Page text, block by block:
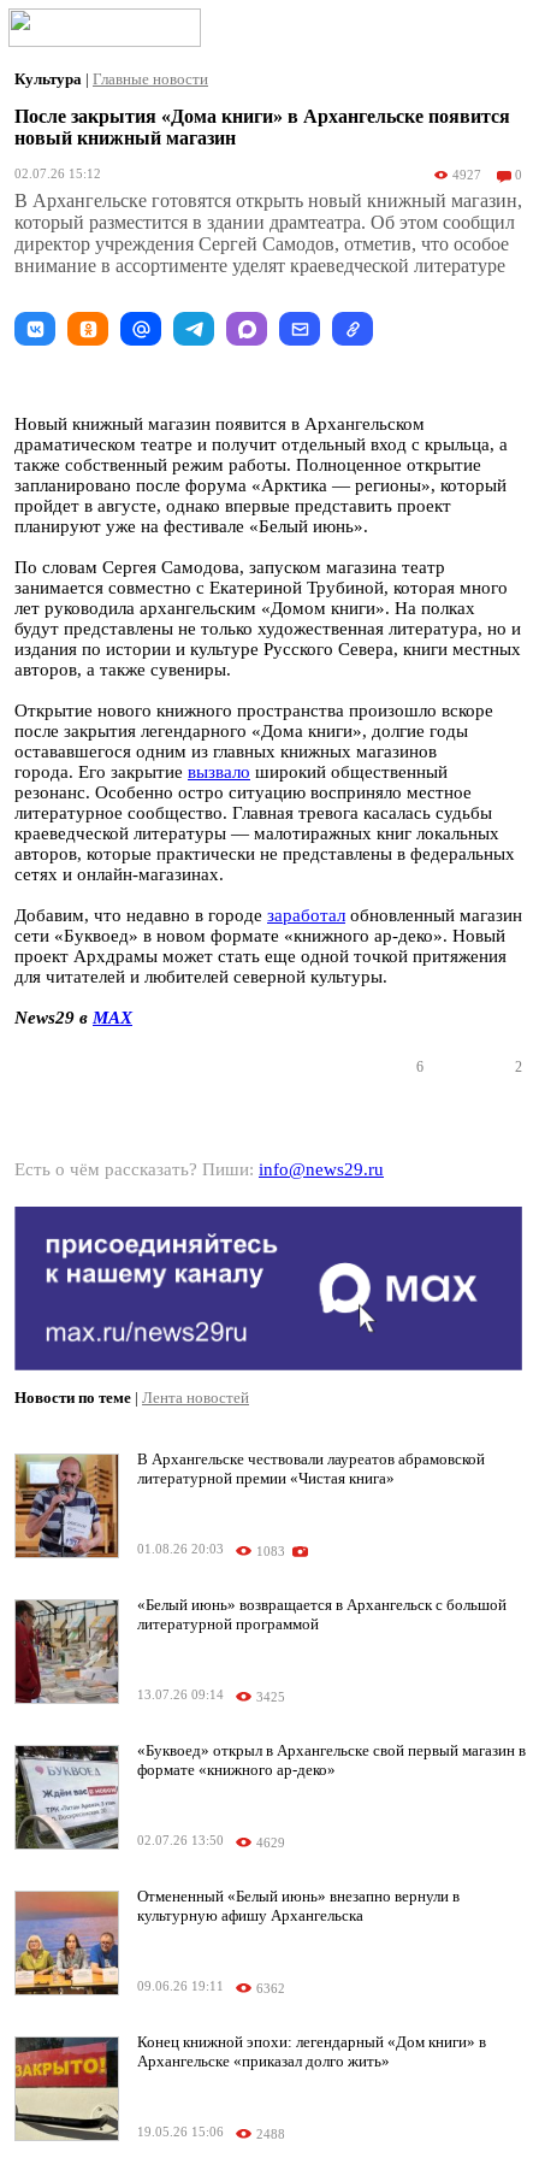
Культура | Главные новости
После закрытия «Дома книги» в Архангельске появится
новый книжный магазин
02.07.26 15:12 4927 0
В Архангельске готовятся открыть новый книжный магазин,
который разместится в здании драмтеатра. Об этом сообщил
директор учреждения Сергей Самодов, отметив, что особое
внимание в ассортименте уделят краеведческой литературе
Новый книжный магазин появится в Архангельском
драматическом театре и получит отдельный вход с крыльца, а
также собственный режим работы. Полноценное открытие
запланировано после форума «Арктика — регионы», который
пройдет в августе, однако впервые представить проект
планируют уже на фестивале «Белый июнь».
По словам Сергея Самодова, запуском магазина театр
занимается совместно с Екатериной Трубиной, которая много
лет руководила архангельским «Домом книги». На полках
будут представлены не только художественная литература, но и
издания по истории и культуре Русского Севера, книги местных
авторов, а также сувениры.
Открытие нового книжного пространства произошло вскоре
после закрытия легендарного «Дома книги», долгие годы
остававшегося одним из главных книжных магазинов
города. Его закрытие вызвало широкий общественный
резонанс. Особенно остро ситуацию восприняло местное
литературное сообщество. Главная тревога касалась судьбы
краеведческой литературы — малотиражных книг локальных
авторов, которые практически не представлены в федеральных
сетях и онлайн-магазинах.
Добавим, что недавно в городе заработал обновленный магазин
сети «Буквоед» в новом формате «книжного ар-деко». Новый
проект Архдрамы может стать еще одной точкой притяжения
для читателей и любителей северной культуры.
News29 в MAX
6 2
Есть о чём рассказать? Пиши: info@news29.ru
Новости по теме | Лента новостей
В Архангельске чествовали лауреатов абрамовской
литературной премии «Чистая книга»
01.08.26 20:03 1083
«Белый июнь» возвращается в Архангельск с большой
литературной программой
13.07.26 09:14 3425
«Буквоед» открыл в Архангельске свой первый магазин в
формате «книжного ар-деко»
02.07.26 13:50 4629
Отмененный «Белый июнь» внезапно вернули в
культурную афишу Архангельска
09.06.26 19:11 6362
Конец книжной эпохи: легендарный «Дом книги» в
Архангельске «приказал долго жить»
19.05.26 15:06 2488